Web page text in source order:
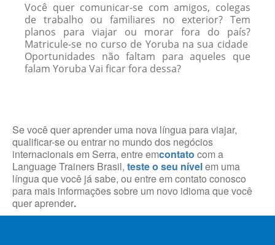
Você quer comunicar-se com amigos, colegas
de trabalho ou familiares no exterior? Tem
planos para viajar ou morar fora do país?
Matricule-se no curso de Yoruba na sua cidade
Oportunidades não faltam para aqueles que
falam Yoruba Vai ficar fora dessa?
Se você quer aprender uma nova língua para viajar,
qualificar-se ou entrar no mundo dos negócios
internacionais em Serra, entre emcontato com a
Language Trainers Brasil, teste o seu nívelem uma
língua que você já sabe, ou entre em contato conosco
para mais informações sobre um novo idioma que você
quer aprender.